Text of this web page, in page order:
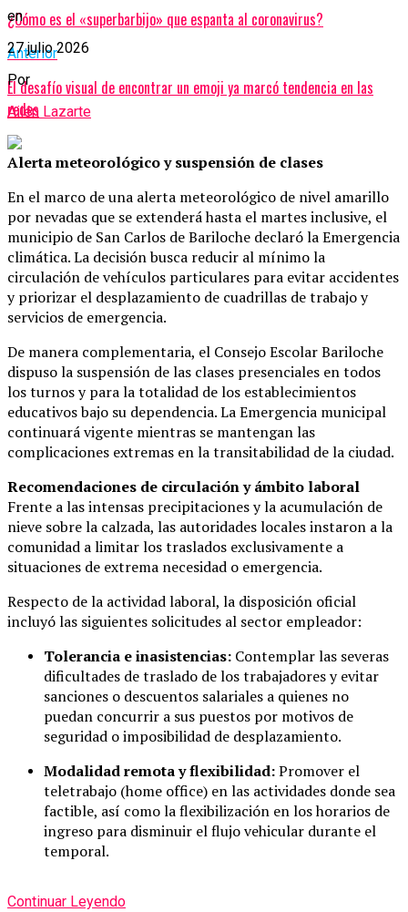
¿Cómo es el «superbarbijo» que espanta al coronavirus?
Anterior
El desafío visual de encontrar un emoji ya marcó tendencia en las
redes
en
27 julio 2026
Por
Ailén Lazarte
Alerta meteorológico y suspensión de clases
En el marco de una alerta meteorológico de nivel amarillo
por nevadas que se extenderá hasta el martes inclusive, el
municipio de San Carlos de Bariloche declaró la Emergencia
climática. La decisión busca reducir al mínimo la
circulación de vehículos particulares para evitar accidentes
y priorizar el desplazamiento de cuadrillas de trabajo y
servicios de emergencia.
De manera complementaria, el Consejo Escolar Bariloche
dispuso la suspensión de las clases presenciales en todos
los turnos y para la totalidad de los establecimientos
educativos bajo su dependencia. La Emergencia municipal
continuará vigente mientras se mantengan las
complicaciones extremas en la transitabilidad de la ciudad.
Recomendaciones de circulación y ámbito laboral
Frente a las intensas precipitaciones y la acumulación de
nieve sobre la calzada, las autoridades locales instaron a la
comunidad a limitar los traslados exclusivamente a
situaciones de extrema necesidad o emergencia.
Respecto de la actividad laboral, la disposición oficial
incluyó las siguientes solicitudes al sector empleador:
Tolerancia e inasistencias: Contemplar las severas
dificultades de traslado de los trabajadores y evitar
sanciones o descuentos salariales a quienes no
puedan concurrir a sus puestos por motivos de
seguridad o imposibilidad de desplazamiento.
Modalidad remota y flexibilidad:Promover el
teletrabajo (home office) en las actividades donde sea
factible, así como la flexibilización en los horarios de
ingreso para disminuir el flujo vehicular durante el
temporal.
Continuar Leyendo